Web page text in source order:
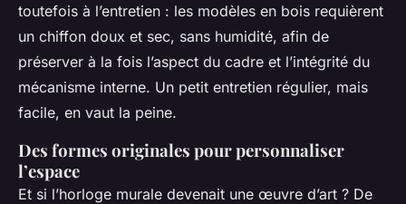
toutefois à l’entretien : les modèles en bois requièrent
un chiffon doux et sec, sans humidité, afin de
préserver à la fois l’aspect du cadre et l’intégrité du
mécanisme interne. Un petit entretien régulier, mais
facile, en vaut la peine.
Des formes originales pour personnaliser
l’espace
Et si l’horloge murale devenait une œuvre d’art ? De